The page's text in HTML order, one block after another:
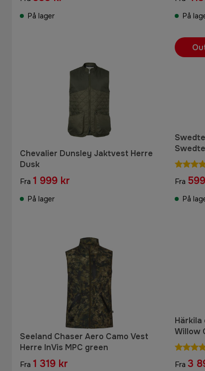
På lager På
Chevalier Dunsley Jaktvest Herre
Dusk
Fra 1 999 kr
På lager
Fra
På
Seeland Chaser Aero Camo Vest
Herre InVis MPC green
Fra 1 319 kr
Härkila
Willow
Fra 3